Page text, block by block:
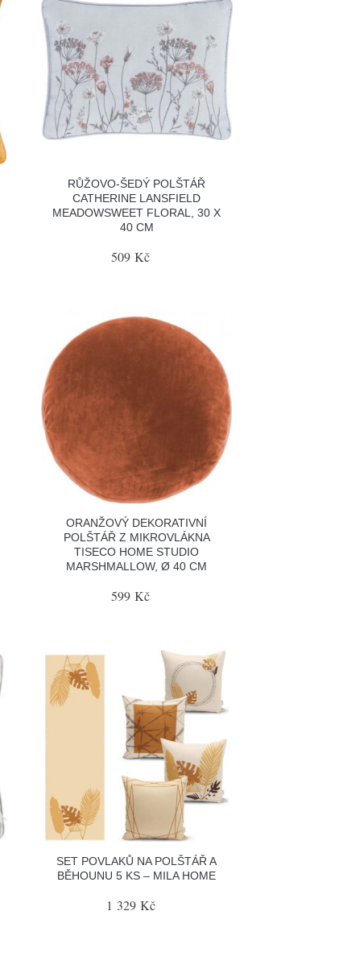
RŮŽOVO-ŠEDÝ POLŠTÁŘ
CATHERINE LANSFIELD
MEADOWSWEET FLORAL, 30 X
40 CM
509 Kč
ORANŽOVÝ DEKORATIVNÍ
POLŠTÁŘ Z MIKROVLÁKNA
TISECO HOME STUDIO
MARSHMALLOW, Ø 40 CM
599 Kč
SET POVLAKŮ NA POLŠTÁŘ A
BĚHOUNU 5 KS – MILA HOME
1 329 Kč